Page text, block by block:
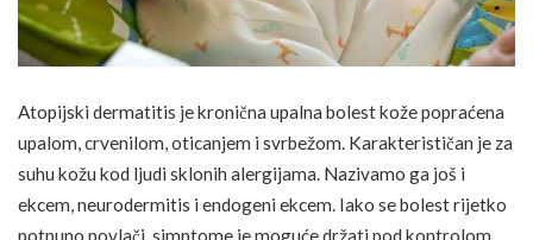
Atopijski dermatitis je kronična upalna bolest kože popraćena
upalom, crvenilom, oticanjem i svrbežom. Karakterističan je za
suhu kožu kod ljudi sklonih alergijama. Nazivamo ga još i
ekcem, neurodermitis i endogeni ekcem. Iako se bolest rijetko
potpuno povlači, simptome je moguće držati pod kontrolom.